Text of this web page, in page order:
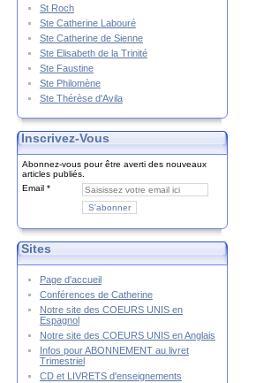
St Roch
Ste Catherine Labouré
Ste Catherine de Sienne
Ste Elisabeth de la Trinité
Ste Faustine
Ste Philomène
Ste Thérèse d'Avila
Inscrivez-Vous
Abonnez-vous pour être averti des nouveaux
articles publiés.
Email
Sites
Page d'accueil
Conférences de Catherine
Notre site des COEURS UNIS en
Espagnol
Notre site des COEURS UNIS en Anglais
Infos pour ABONNEMENT au livret
Trimestriel
CD et LIVRETS d'enseignements